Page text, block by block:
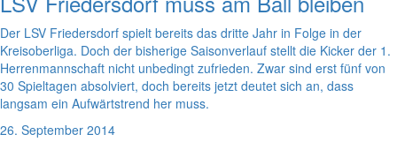
Der LSV Friedersdorf spielt bereits das dritte Jahr in Folge in der
Kreisoberliga. Doch der bisherige Saisonverlauf stellt die Kicker der 1.
Herrenmannschaft nicht unbedingt zufrieden. Zwar sind erst fünf von
30 Spieltagen absolviert, doch bereits jetzt deutet sich an, dass
langsam ein Aufwärtstrend her muss.
26. September 2014